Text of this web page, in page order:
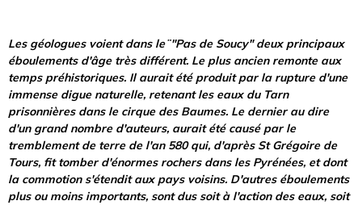
Les géologues voient dans le¨"Pas de Soucy" deux principaux
éboulements d'âge très différent. Le plus ancien remonte aux
temps préhistoriques. Il aurait été produit par la rupture d'une
immense digue naturelle, retenant les eaux du Tarn
prisonnières dans le cirque des Baumes. Le dernier au dire
d'un grand nombre d'auteurs, aurait été causé par le
tremblement de terre de l'an 580 qui, d'après St Grégoire de
Tours, fit tomber d'énormes rochers dans les Pyrénées, et dont
la commotion s'étendit aux pays voisins. D'autres éboulements
plus ou moins importants, sont dus soit à l'action des eaux, soit